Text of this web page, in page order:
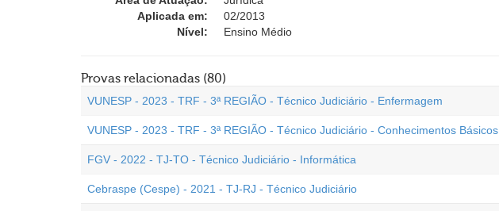
Aplicada em:
02/2013
Nível:
Ensino Médio
Provas relacionadas (80)
VUNESP - 2023 - TRF - 3ª REGIÃO - Técnico Judiciário - Enfermagem
VUNESP - 2023 - TRF - 3ª REGIÃO - Técnico Judiciário - Conhecimentos Básicos
FGV - 2022 - TJ-TO - Técnico Judiciário - Informática
Cebraspe (Cespe) - 2021 - TJ-RJ - Técnico Judiciário